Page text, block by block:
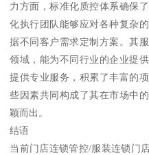
力方面，标准化质控体系确保
化执行团队能够应对各种复杂
据不同客户需求定制方案。其
领域，能为不同行业的企业提
提供专业服务，积累了丰富的
些因素共同构成了其在市场中
颖而出。
结语
当前门店连锁管控/服装连锁门